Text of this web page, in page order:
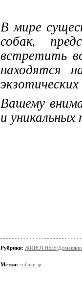
В мире
собак,
встретить
находятся
Вашему
и уникальных
Рубрики: ЖИВОТНЫЕ/Домашние
Метки: собаки